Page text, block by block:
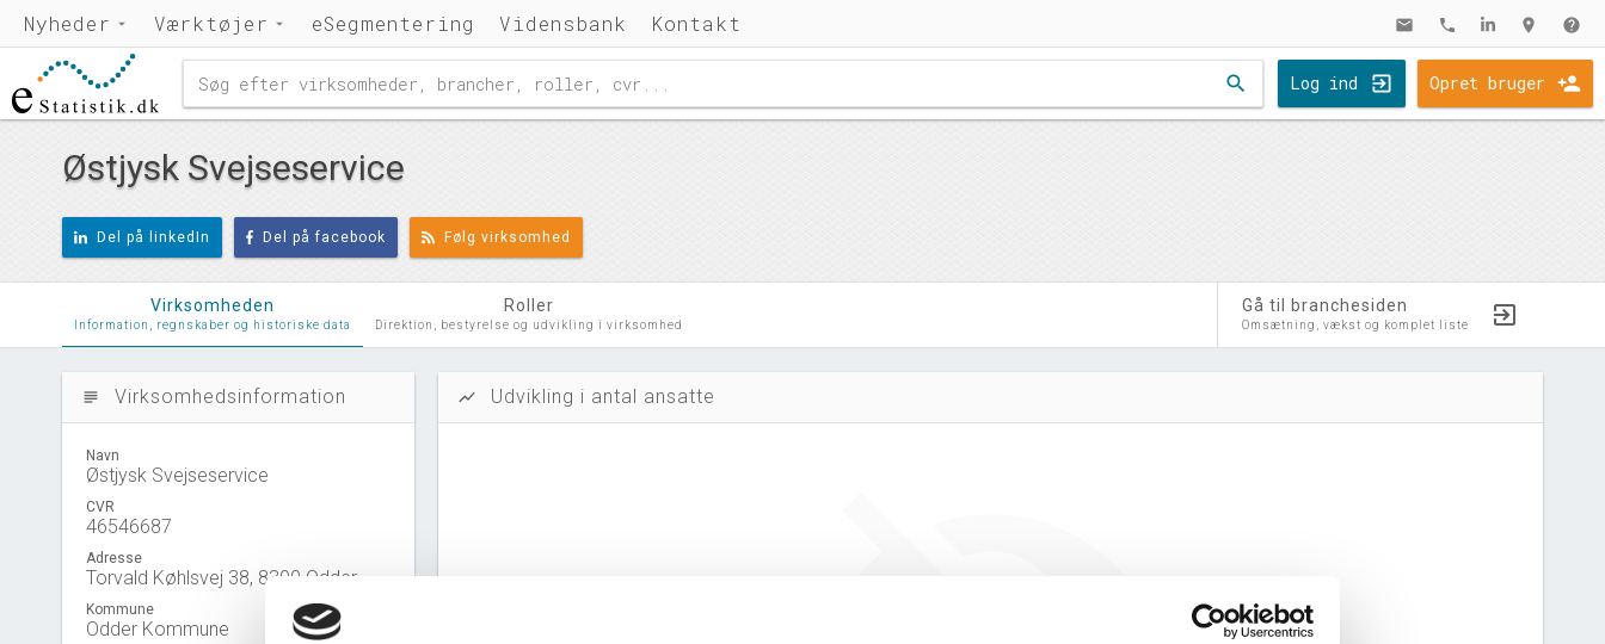
Nyheder Værktøjer eSegmentering Vidensbank Kontakt mail phone location_on help
search Log ind Opret bruger
Østjysk Svejseservice
Del på linkedIn Del på facebook Følg virksomhed
Virksomheden
Information, regnskaber og historiske data
Roller
Direktion, bestyrelse og udvikling i virksomhed
Gå til branchesiden
Omsætning, vækst og komplet liste
subject Virksomhedsinformation
Navn
Østjysk Svejseservice
CVR
46546687
Adresse
Torvald Køhlsvej 38, 8300 Odder
Kommune
Odder Kommune
show_chart Udvikling i antal ansatte
beskæftigelse endnu. Vi kan derfor ikke